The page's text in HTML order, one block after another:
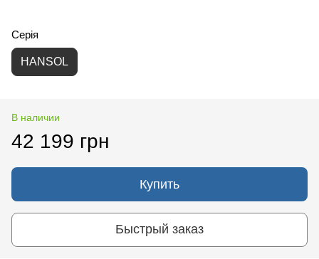
Серія
HANSOL
В наличии
42 199 грн
Купить
Быстрый заказ